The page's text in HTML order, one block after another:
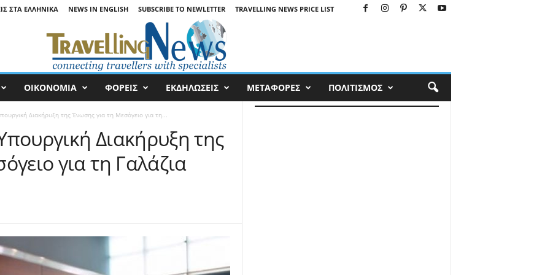
ΣΤΑ ΕΛΛΗΝΙΚΆ NEWS IN ENGLISH SUBSCRIBE TO NEWLETTER TRAVELLING NEWS PRICE LIST
ΟΙΚΟΝΟΜΙΑ ΦΟΡΕΙΣ ΕΚΔΗΛΩΣΕΙΣ ΜΕΤΑΦΟΡΕΣ ΠΟΛΙΤΙΣΜΟΣ
Διακήρυξη της Ένωσης για τη Μεσόγειο για τη...
Διακήρυξη της
για τη Γαλάζια